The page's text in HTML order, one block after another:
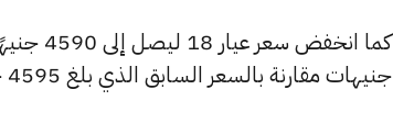
جنيهات مقارنة بالسعر السابق الذي بلغ 4595 جنيهًا للبيع و4570 جنيهًا للشراء.